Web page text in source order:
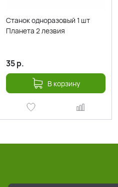
Станок одноразовый 1 шт
Планета 2 лезвия
35р.
В корзину